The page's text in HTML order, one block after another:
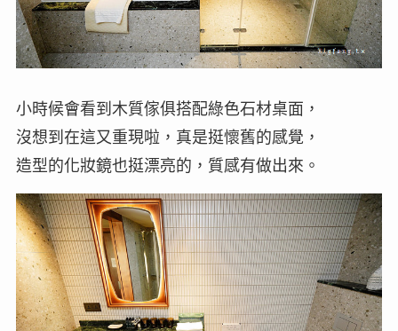
小時候會看到木質傢俱搭配綠色石材桌面，
沒想到在這又重現啦，真是挺懷舊的感覺，
造型的化妝鏡也挺漂亮的，質感有做出來。